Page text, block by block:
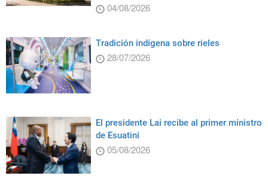
04/08/2026
Tradición indígena sobre rieles
28/07/2026
El presidente Lai recibe al primer ministro
de Esuatini
05/08/2026